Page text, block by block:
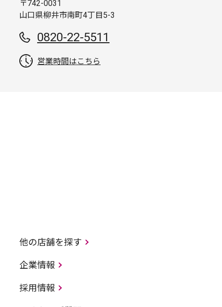
〒742-0031
山口県柳井市南町4丁目5-3
0820-22-5511
営業時間はこちら
他の店舗を探す
企業情報
採用情報